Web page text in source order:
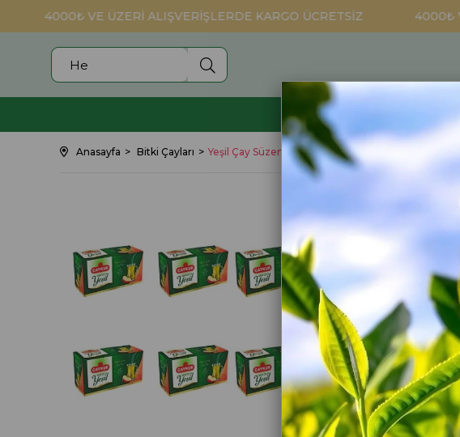
4000₺ VE ÜZERİ ALIŞVERİŞLERDE KARGO ÜCRETSİZ 4000₺
SİYAH ÇAY DEMLİK POŞET
Anasayfa Bitki Çayları Yeşil Çay Süzen Poşet (Elmalı) 40 gr. 24'lü Koli